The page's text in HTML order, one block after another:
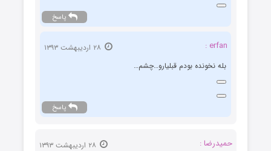
پاسخ
erfan :
بله نخونده بودم قبلیارو…چشم…
پاسخ
حمیدرضا :